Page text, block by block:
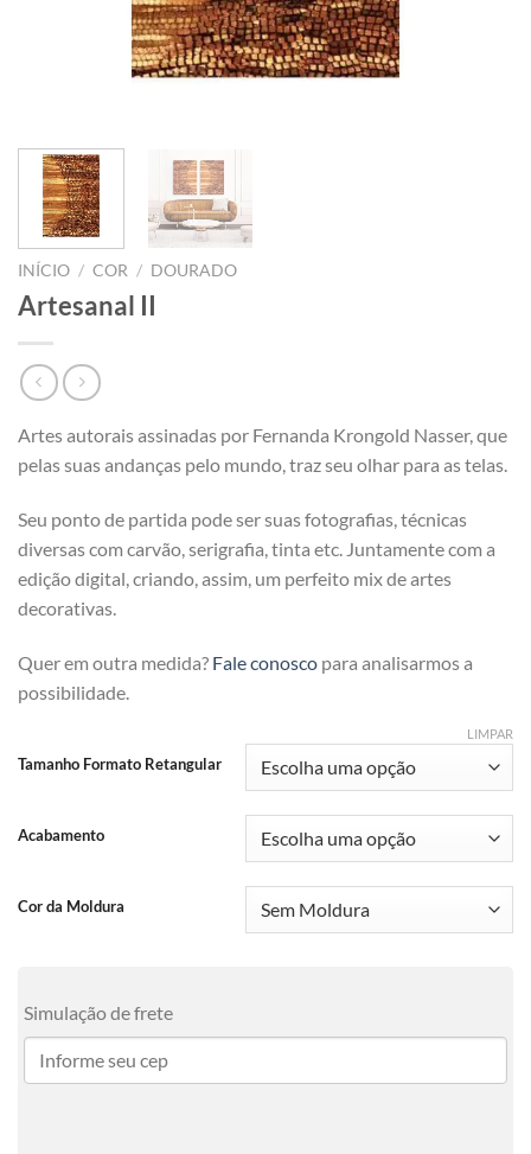
INÍCIO / COR / DOURADO
Artesanal II
Artes autorais assinadas por Fernanda Krongold Nasser, que
pelas suas andanças pelo mundo, traz seu olhar para as telas.
Seu ponto de partida pode ser suas fotografias, técnicas
diversas com carvão, serigrafia, tinta etc. Juntamente com a
edição digital, criando, assim, um perfeito mix de artes
decorativas.
Quer em outra medida? Fale conosco para analisarmos a
possibilidade.
Tamanho Formato Retangular
Acabamento
Cor da Moldura
LIMPAR
Simulação de frete